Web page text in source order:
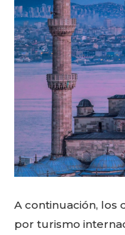
A continuación, los
por turismo